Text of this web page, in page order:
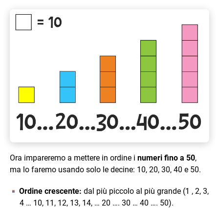
Ora impareremo a mettere in ordine i numeri fino a 50,
ma lo faremo usando solo le decine: 10, 20, 30, 40 e 50.
Ordine crescente: dal più piccolo al più grande (1 , 2, 3,
4 … 10, 11, 12, 13, 14, … 20 …. 30 … 40 …. 50).